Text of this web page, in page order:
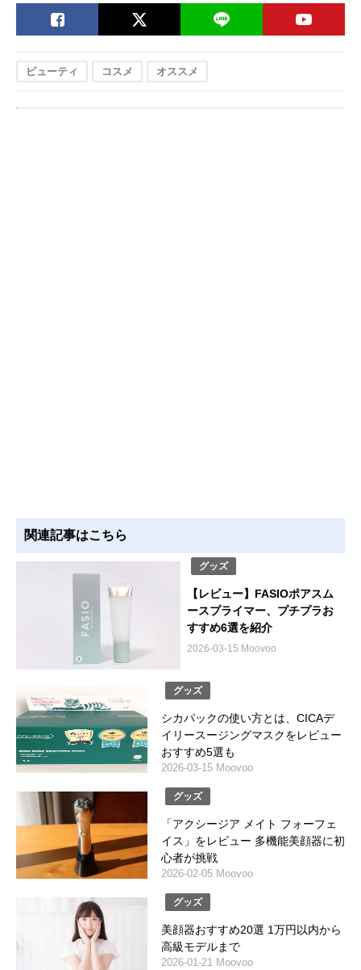
ビューティ コスメ オススメ
関連記事はこちら
グッズ
【レビュー】FASIOポアスム
ースプライマー、プチプラお
すすめ6選を紹介
2026-03-15 Moovoo
グッズ
シカパックの使い方とは、CICAデ
イリースージングマスクをレビュー
おすすめ5選も
2026-03-15 Moovoo
グッズ
「アクシージア メイト フォーフェ
イス」をレビュー 多機能美顔器に初
心者が挑戦
2026-02-05 Moovoo
グッズ
美顔器おすすめ20選 1万円以内から
高級モデルまで
2026-01-21 Moovoo